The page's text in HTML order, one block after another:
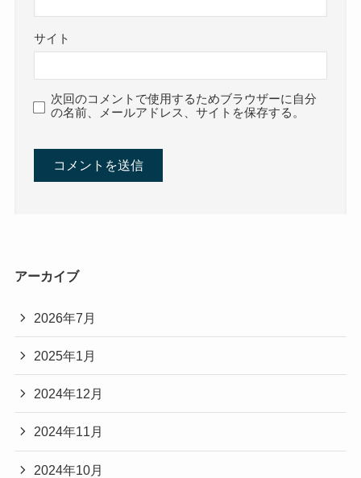
サイト
次回のコメントで使用するためブラウザーに自分
の名前、メールアドレス、サイトを保存する。
アーカイブ
2026年7月
2025年1月
2024年12月
2024年11月
2024年10月